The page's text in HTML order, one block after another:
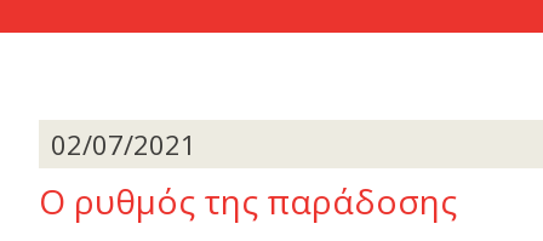
02/07/2021
Ο ρυθμός της παράδοσης